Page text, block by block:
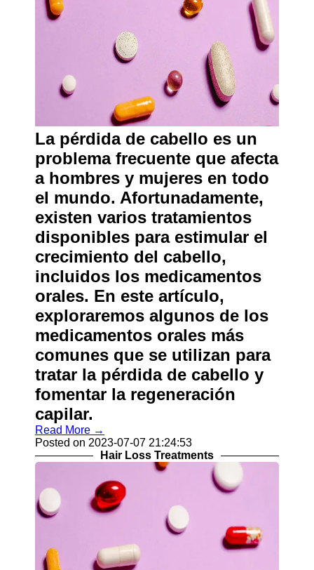
La pérdida de cabello es un
problema frecuente que afecta
a hombres y mujeres en todo
el mundo. Afortunadamente,
existen varios tratamientos
disponibles para estimular el
crecimiento del cabello,
incluidos los medicamentos
orales. En este artículo,
exploraremos algunos de los
medicamentos orales más
comunes que se utilizan para
tratar la pérdida de cabello y
fomentar la regeneración
capilar.
Read More →
Posted on 2023-07-07 21:24:53
Hair Loss Treatments